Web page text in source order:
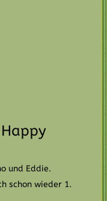
und Eddie.
schon wieder 1.